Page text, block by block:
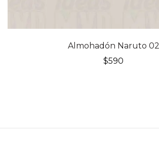
Almohadón Naruto 02
$590